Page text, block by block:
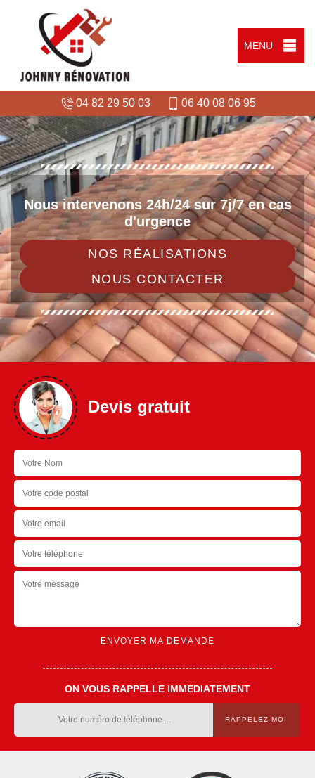
MENU
04 82 29 50 03 06 40 08 06 95
Nous intervenons 24h/24 sur 7j/7 en cas
d'urgence
NOS RÉALISATIONS
NOUS CONTACTER
Devis gratuit
ON VOUS RAPPELLE IMMEDIATEMENT